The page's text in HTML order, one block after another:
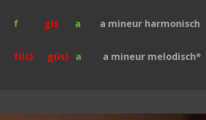
f gis a a mineur harmonisch
f(is) g(is) a a mineur melodisch*